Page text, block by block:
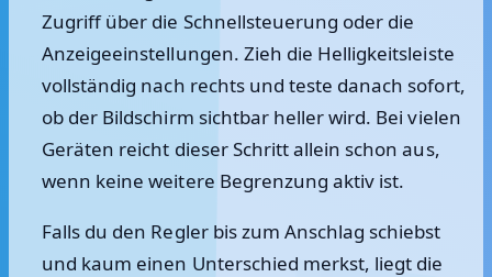
Zugriff über die Schnellsteuerung oder die
Anzeigeeinstellungen. Zieh die Helligkeitsleiste
vollständig nach rechts und teste danach sofort,
ob der Bildschirm sichtbar heller wird. Bei vielen
Geräten reicht dieser Schritt allein schon aus,
wenn keine weitere Begrenzung aktiv ist.
Falls du den Regler bis zum Anschlag schiebst
und kaum einen Unterschied merkst, liegt die